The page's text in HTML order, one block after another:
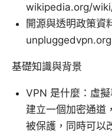
wikipedia.org/
開源與透明政策
unpluggedvpn.org
基礎知識與背景
VPN 是什麼：虛
建立一個加密通道
被保護，同時可以